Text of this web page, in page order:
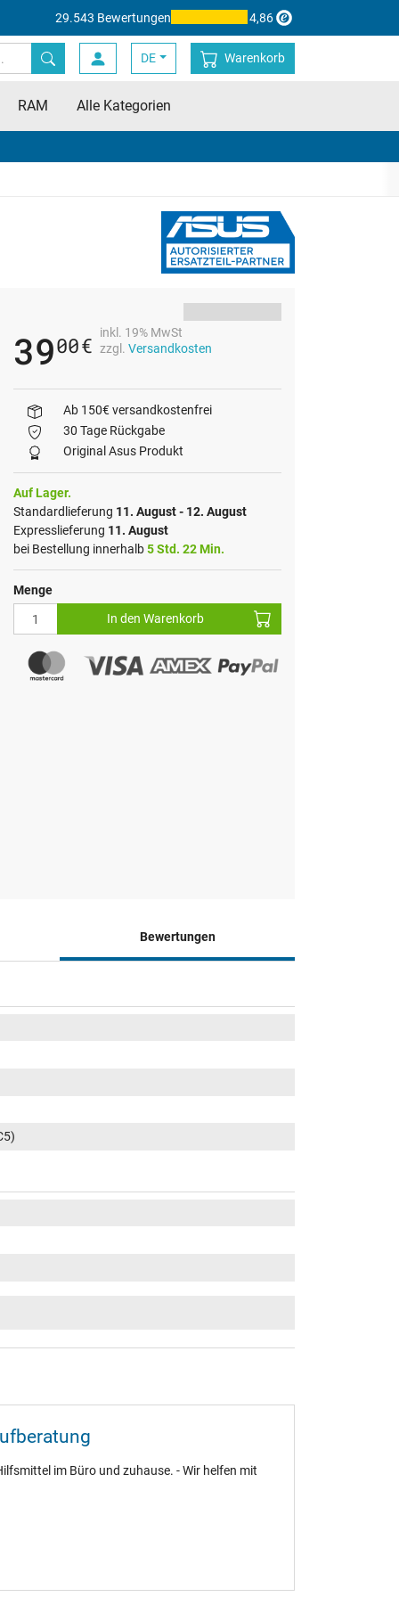
29.543 Bewertungen 4,86
DE Warenkorb
RAM Alle Kategorien
3900€
inkl. 19% MwSt
zzgl. Versandkosten
Ab 150€ versandkostenfrei
30 Tage Rückgabe
Original Asus Produkt
Auf Lager.
Standardlieferung 11. August - 12. August
Expresslieferung 11. August
bei Bestellung innerhalb5 Std. 22 Min.
Menge
In den Warenkorb
Bewertungen
im Büro und zuhause. - Wir helfen mit